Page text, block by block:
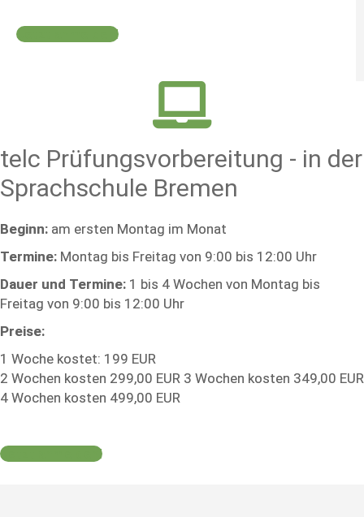
Jetzt anmelden!
telc Prüfungsvorbereitung - in der
Sprachschule Bremen
Beginn: am ersten Montag im Monat
Termine: Montag bis Freitag von 9:00 bis 12:00 Uhr
Dauer und Termine: 1 bis 4 Wochen von Montag bis
Freitag von 9:00 bis 12:00 Uhr
Preise:
1 Woche kostet: 199 EUR
2 Wochen kosten 299,00 EUR 3 Wochen kosten 349,00 EUR
4 Wochen kosten 499,00 EUR
Jetzt anmelden!